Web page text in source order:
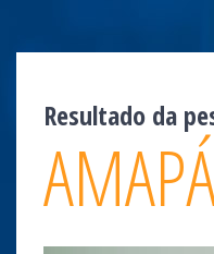
Resultado da